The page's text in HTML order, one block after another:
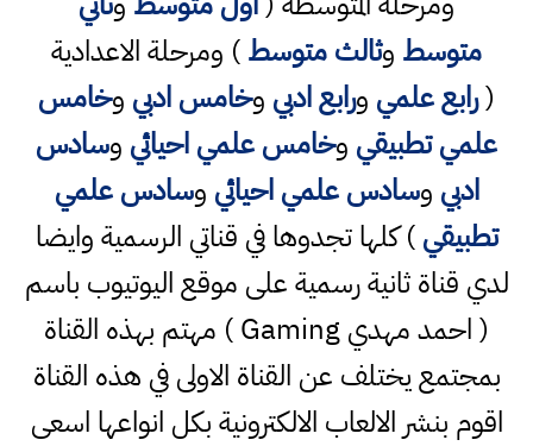
متوسط وثالث متوسط) ومرحلة الاعدادية
(رابع علمي ورابع ادبي وخامس ادبي وخامس
علمي تطبيقي وخامس علمي احيائي وسادس
ادبي وسادس علمي احيائي وسادس علمي
تطبيقي) كلها تجدوها في قناتي الرسمية وايضا
لدي قناة ثانية رسمية على موقع اليوتيوب باسم
( احمد مهدي Gaming ) مهتم بهذه القناة
بمجتمع يختلف عن القناة الاولى في هذه القناة
اقوم بنشر الالعاب الالكترونية بكل انواعها اسعى